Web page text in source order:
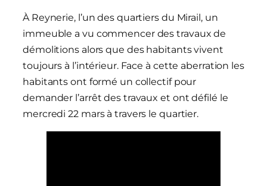
À Reynerie, l’un des quartiers du Mirail, un
immeuble a vu commencer des travaux de
démolitions alors que des habitants vivent
toujours à l’intérieur. Face à cette aberration les
habitants ont formé un collectif pour
demander l’arrêt des travaux et ont défilé le
mercredi 22 mars à travers le quartier.